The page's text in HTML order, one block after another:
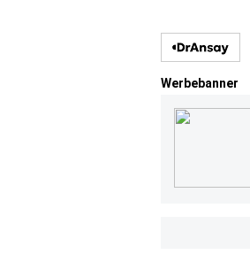
Werbebanner